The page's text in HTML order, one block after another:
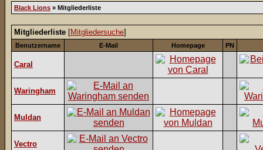
Black Lions » Mitgliederliste
Mitgliederliste [Mitgliedersuche]
Benutzername E-Mail Homepage PN
Caral
Waringham
Muldan
Vectro